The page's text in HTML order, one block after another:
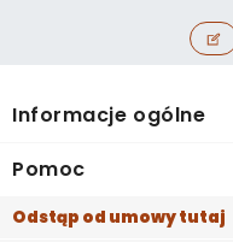
Informacje ogólne
Pomoc
Odstąp od umowy tutaj